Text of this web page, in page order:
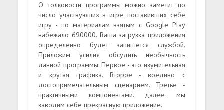
О толковости программы можно заметит по
число участвующих в игре, поставивших себе
игру - по материалам взятым с Google Play
набежало 690000. Ваша загрузка приложения
определенно будет запишется службой.
Приложим усилия обсудить необычность
данной программы. Первое - это изумительная
и крутая графика. Второе - воедино с
достопримечательным сценарием. Третье -
практичными компонентами. далее, мы
заводим себе прекрасную приложение.